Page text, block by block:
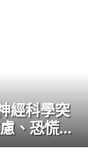
經科學突
、恐慌和